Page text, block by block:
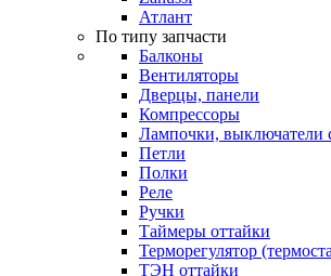
Атлант
По типу запчасти
Балконы
Вентиляторы
Дверцы, панели
Компрессоры
Лампочки, выключатели
Петли
Полки
Реле
Ручки
Таймеры оттайки
Терморегулятор
ТЭН оттайки